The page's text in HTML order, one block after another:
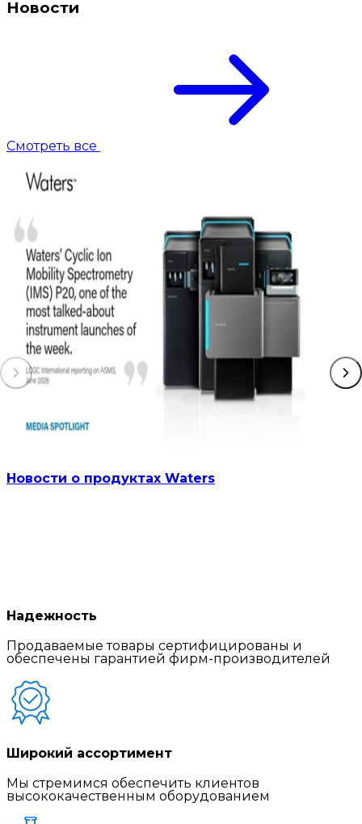
Новости
Смотреть все
Новости о продуктах Waters
Надежность
Продаваемые товары сертифицированы и
обеспечены гарантией фирм-производителей
Широкий ассортимент
Мы стремимся обеспечить клиентов
высококачественным оборудованием